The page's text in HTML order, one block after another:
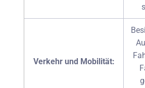
Verkehr und Mobilität: